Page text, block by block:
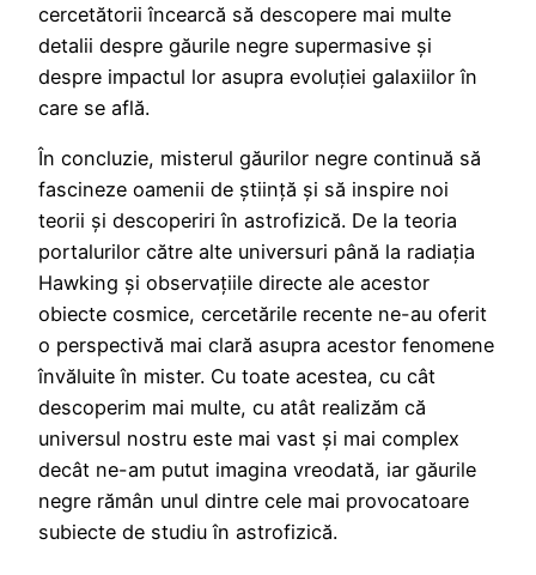
cercetătorii încearcă să descopere mai multe
detalii despre găurile negre supermasive și
despre impactul lor asupra evoluției galaxiilor în
care se află.
În concluzie, misterul găurilor negre continuă să
fascineze oamenii de știință și să inspire noi
teorii și descoperiri în astrofizică. De la teoria
portalurilor către alte universuri până la radiația
Hawking și observațiile directe ale acestor
obiecte cosmice, cercetările recente ne-au oferit
o perspectivă mai clară asupra acestor fenomene
învăluite în mister. Cu toate acestea, cu cât
descoperim mai multe, cu atât realizăm că
universul nostru este mai vast și mai complex
decât ne-am putut imagina vreodată, iar găurile
negre rămân unul dintre cele mai provocatoare
subiecte de studiu în astrofizică.